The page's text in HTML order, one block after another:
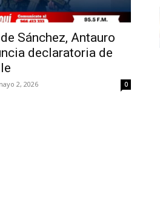
Sánchez, Antauro
declaratoria de
2, 2026 0